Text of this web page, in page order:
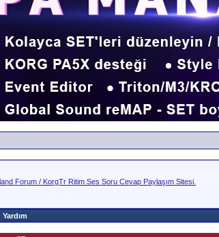
Forum / KorgTr Ritim Ses Soru Cevap Paylaşım Sitesi.
Yardım